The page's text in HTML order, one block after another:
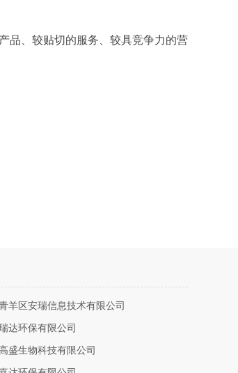
品、较贴切的服务、较具竞争力的营
羊区安瑞信息技术有限公司
达环保有限公司
盛生物科技有限公司